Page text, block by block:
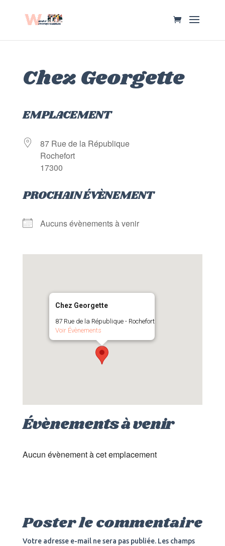
Chez Georgette
EMPLACEMENT
87 Rue de la République
Rochefort
17300
PROCHAIN ÉVÈNEMENT
Aucuns évènements à venir
Chez Georgette
87 Rue de la République - Rochefort
Voir Évènements
Évènements à venir
Aucun évènement à cet emplacement
Poster le commentaire
Votre adresse e-mail ne sera pas publiée. Les champs